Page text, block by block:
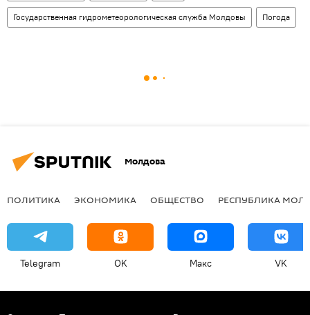
Государственная гидрометеорологическая служба Молдовы Погода
Молдова
ПОЛИТИКА ЭКОНОМИКА ОБЩЕСТВО РЕСПУБЛИКА
Telegram OK Макс VK